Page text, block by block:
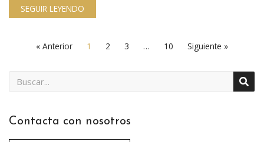
SEGUIR LEYENDO
« Anterior 1 2 3 … 10 Siguiente »
Contacta con nosotros